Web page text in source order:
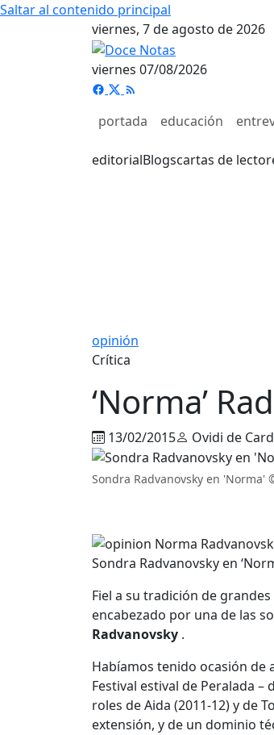
Saltar al contenido principal
viernes, 7 de agosto de 2026
viernes 07/08/2026
portada educación
editorialBlogscartas de
opinión
Crítica
‘Norma’
13/02/2015 Ovidi de
Sondra Radvanovsky en 'Norma'
Sondra Radvanovsky en
Fiel a su tradición de
encabezado por una de las
Radvanovsky .
Habíamos tenido ocasión de
Festival estival de Peralada
roles de Aida (2011-12) y de
extensión, y de un dominio